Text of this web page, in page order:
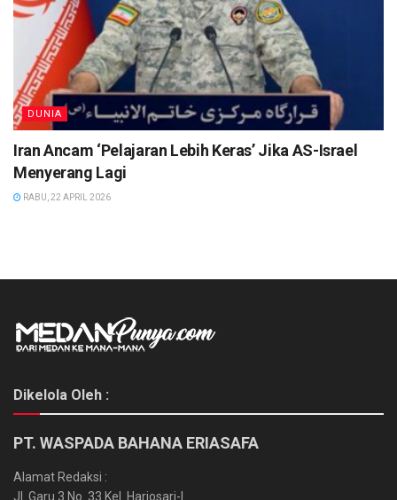
DUNIA
Iran Ancam ‘Pelajaran Lebih Keras’ Jika AS-Israel
Menyerang Lagi
RABU, 22 APRIL 2026
Dikelola Oleh :
PT. WASPADA BAHANA ERIASAFA
Alamat Redaksi :
Jl. Garu 3 No. 33 Kel. Harjosari-I